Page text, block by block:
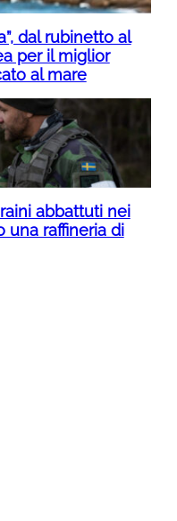
dal rubinetto al
per il miglior
al mare
abbattuti nei
una raffineria di